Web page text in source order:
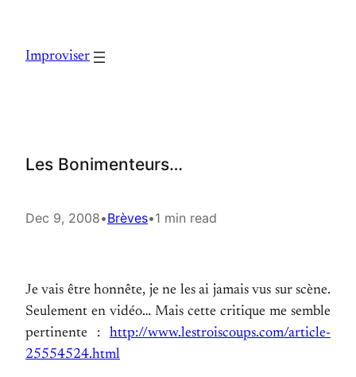
content
Improviser
Les Bonimenteurs…
Dec 9, 2008•Brèves•1 min read
Je vais être honnête, je ne les ai jamais vus sur scène.
Seulement en vidéo… Mais cette critique me semble
pertinente : http://www.lestroiscoups.com/article-
25554524.html